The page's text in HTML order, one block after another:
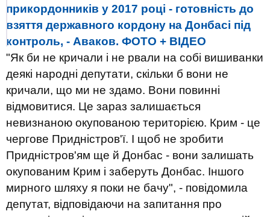
прикордонників у 2017 році - готовність до
взяття державного кордону на Донбасі під
контроль, - Аваков. ФОТО + ВІДЕО
"Як би не кричали і не рвали на собі вишиванки
деякі народні депутати, скільки б вони не
кричали, що ми не здамо. Вони повинні
відмовитися. Це зараз залишається
невизнаною окупованою територією. Крим - це
чергове Придністров'ї. І щоб не зробити
Придністров'ям ще й Донбас - вони залишать
окупованим Крим і заберуть Донбас. Іншого
мирного шляху я поки не бачу", - повідомила
депутат, відповідаючи на запитання про